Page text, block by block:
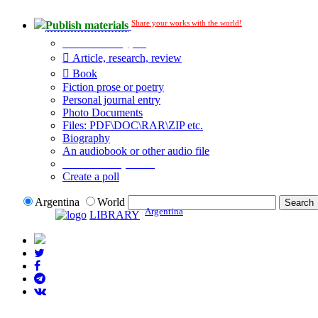
Publish materials Share your works with the world!
Article, research, review
Book
Fiction prose or poetry
Personal journal entry
Photo Documents
Files: PDF\DOC\RAR\ZIP etc.
Biography
An audiobook or other audio file
Create a poll
Argentina
World
LIBRARY Argentina